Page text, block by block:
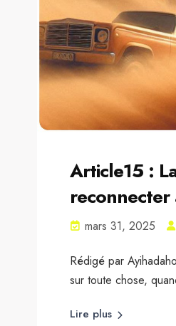
Article15 :
reconnecter
mars 31, 2025
Rédigé par
sur toute chose,
Lire plus